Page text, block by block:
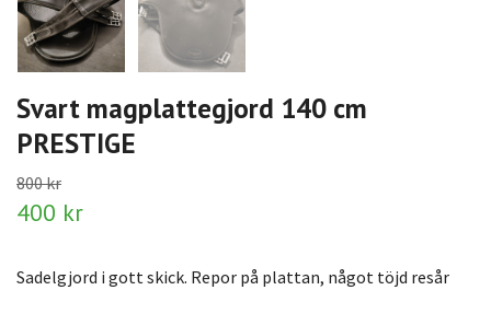
Svart magplattegjord 140 cm
PRESTIGE
800 kr
400 kr
Sadelgjord i gott skick. Repor på plattan, något töjd resår